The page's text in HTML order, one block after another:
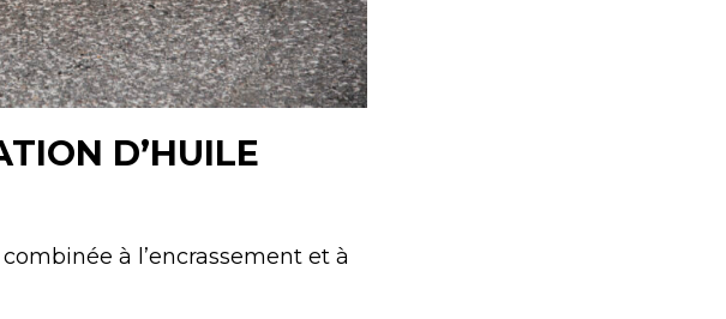
D’HUILE
à l’encrassement et à